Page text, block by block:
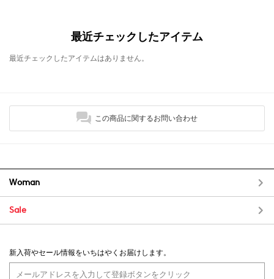
最近チェックしたアイテム
最近チェックしたアイテムはありません。
この商品に関するお問い合わせ
Woman
Sale
新入荷やセール情報をいちはやくお届けします。